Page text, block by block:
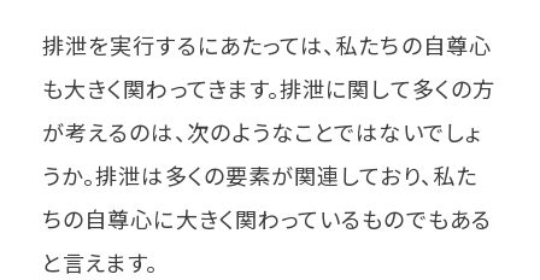
排泄を実行するにあたっては、私たちの自尊心
も大きく関わってきます。排泄に関して多くの方
が考えるのは、次のようなことではないでしょ
うか。排泄は多くの要素が関連しており、私た
ちの自尊心に大きく関わっているものでもある
と言えます。